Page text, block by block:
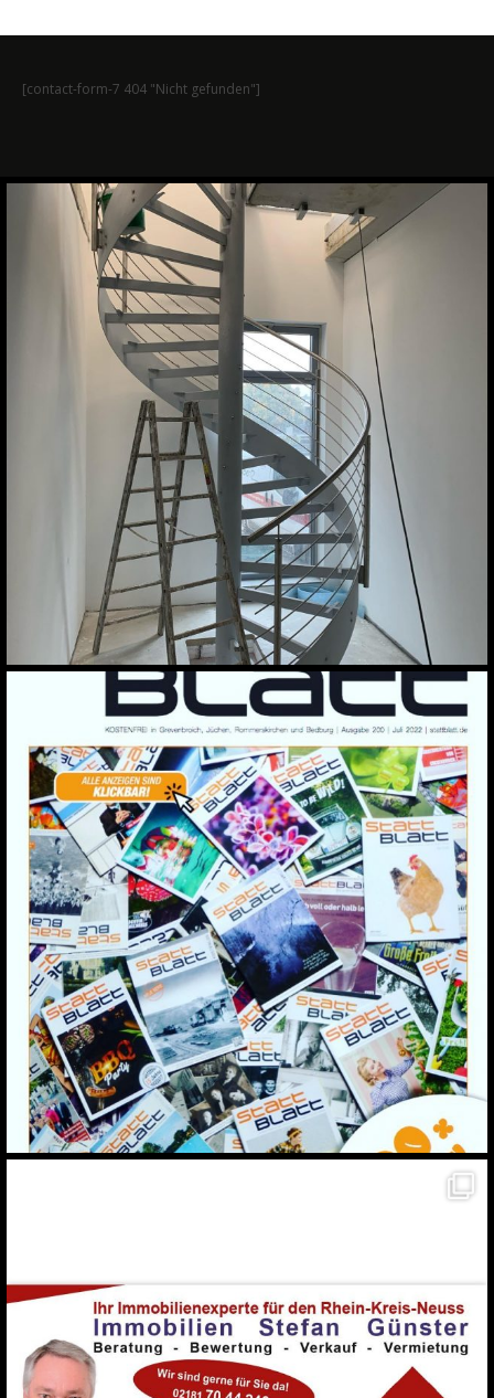
[contact-form-7 404 "Nicht gefunden"]